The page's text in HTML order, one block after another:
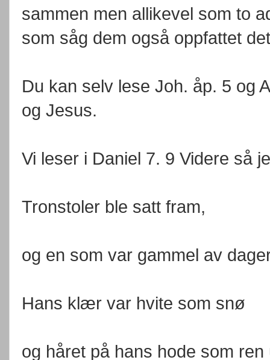
sammen men allikevel som to
som såg dem også oppfattet
Du kan selv lese Joh. åp. 5 og
og Jesus.
Vi leser i Daniel 7. 9 Videre så
Tronstoler ble satt fram,
og en som var gammel av
Hans klær var hvite som snø
og håret på hans hode som ren